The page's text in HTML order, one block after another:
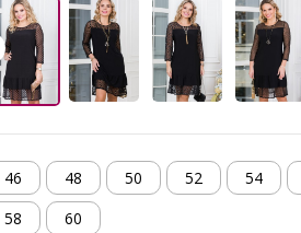
46 48 50 52 54
58
60